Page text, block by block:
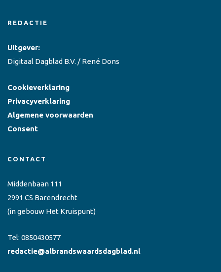
REDACTIE
Uitgever:
Digitaal Dagblad B.V. / René Dons
Cookieverklaring
Privacyverklaring
Algemene voorwaarden
Consent
CONTACT
Middenbaan 111
2991 CS Barendrecht
(in gebouw Het Kruispunt)
Tel: 0850430577
redactie@albrandswaardsdagblad.nl